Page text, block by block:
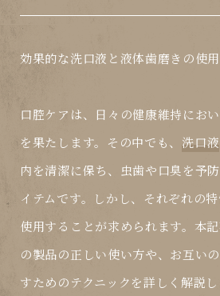
効果的な洗口液と液体歯磨きの使
口腔ケアは、日々の健康維持にお
を果たします。その中でも、洗口液
内を清潔に保ち、虫歯や口臭を予
イテムです。しかし、それぞれの
使用することが求められます。本
の製品の正しい使い方や、お互い
すためのテクニックを詳しく解説し